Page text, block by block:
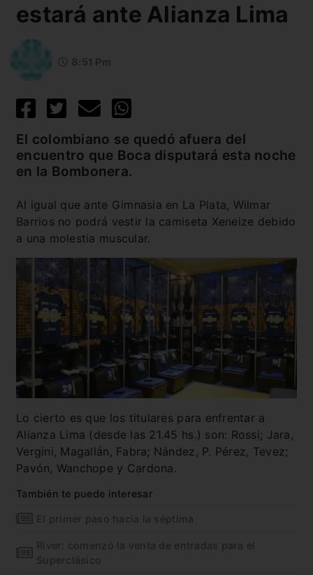
estará ante Alianza Lima
El colombiano se quedó afuera del
encuentro que Boca disputará esta noche
en la Bombonera.
Al igual que ante Gimnasia en La Plata, Wilmar
Barrios no podrá vestir la camiseta Xeneize debido
a una molestia muscular.
Lo cierto es que los titulares para enfrentar a
Alianza Lima (desde las 21.45 hs.) son: Rossi; Jara,
Vergini, Magallán, Fabra; Nández, P. Pérez, Tevez;
Pavón, Wanchope y Cardona.
También te puede interesar
El primer paso hacia la séptima
River: comenzó la venta de entradas para el
Superclásico